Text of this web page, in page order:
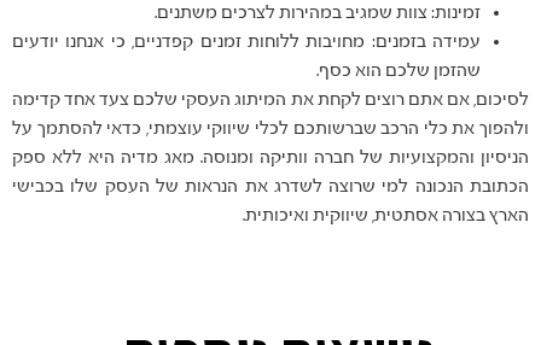
זמינות: צוות שמגיב במהירות לצרכים משתנים.
עמידה בזמנים: מחויבות ללוחות זמנים קפדניים, כי אנחנו יודעים
שהזמן שלכם הוא כסף.
לסיכום, אם אתם רוצים לקחת את המיתוג העסקי שלכם צעד אחד קדימה
ולהפוך את כלי הרכב שברשותכם לכלי שיווקי עוצמתי, כדאי להסתמך על
הניסיון והמקצועיות של חברה וותיקה ומנוסה. מאג מדיה היא ללא ספק
הכתובת הנכונה למי שרוצה לשדרג את הנראות של העסק שלו בכבישי
הארץ בצורה אסתטית, שיווקית ואיכותית.